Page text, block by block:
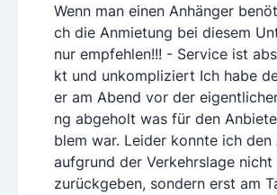
Wenn man einen Anhänger
ch die Anmietung bei diesem
nur empfehlen!!! - Service ist
kt und unkompliziert Ich habe
er am Abend vor der
ng abgeholt was für den
blem war. Leider konnte ich den
aufgrund der Verkehrslage
zurückgeben, sondern erst am